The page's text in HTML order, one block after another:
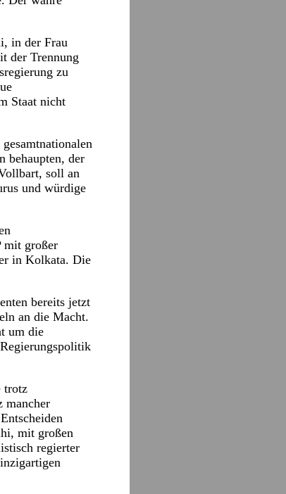
in der Frau
der Trennung
zu
Staat nicht
behaupten, der
soll an
und würdige
mit großer
in Kolkata. Die
bereits jetzt
an die Macht.
um die
trotz
mancher
mit großen
regierter